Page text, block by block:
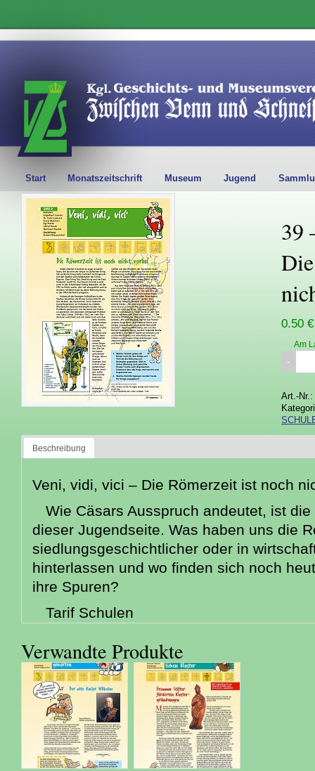
Start Monatszeitschrift Museum Jugend
39
0.50 €
Am
Art.-Nr.:
Beschreibung
Veni, vidi, vici – Die Römerzeit ist noch
Wie Cäsars Ausspruch andeutet, ist
dieser Jugendseite. Was haben uns die
siedlungsgeschichtlicher oder in
hinterlassen und wo finden sich noch
ihre Spuren?
Tarif Schulen
Verwandte Produkte